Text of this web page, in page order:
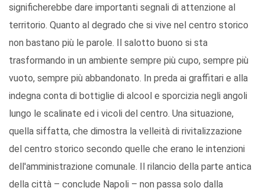
significherebbe dare importanti segnali di attenzione al
territorio. Quanto al degrado che si vive nel centro storico
non bastano più le parole. Il salotto buono si sta
trasformando in un ambiente sempre più cupo, sempre più
vuoto, sempre più abbandonato. In preda ai graffitari e alla
indegna conta di bottiglie di alcool e sporcizia negli angoli
lungo le scalinate ed i vicoli del centro. Una situazione,
quella siffatta, che dimostra la velleità di rivitalizzazione
del centro storico secondo quelle che erano le intenzioni
dell'amministrazione comunale. Il rilancio della parte antica
della città – conclude Napoli – non passa solo dalla